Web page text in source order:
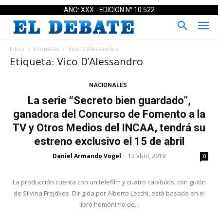
AÑO: XXX - EDICION N°:10.522
Inicio Etiquetas Vico D’Alessandro
Etiqueta: Vico D’Alessandro
NACIONALES
La serie “Secreto bien guardado”,
ganadora del Concurso de Fomento a la
TV y Otros Medios del INCAA, tendrá su
estreno exclusivo el 15 de abril
Daniel Armando Vogel - 12 abril, 2019 0
La producción cuenta con un telefilm y cuatro capítulos, con guión
de Silvina Frejdkes. Dirigida por Alberto Lecchi, está basada en el
libro homónimo de...